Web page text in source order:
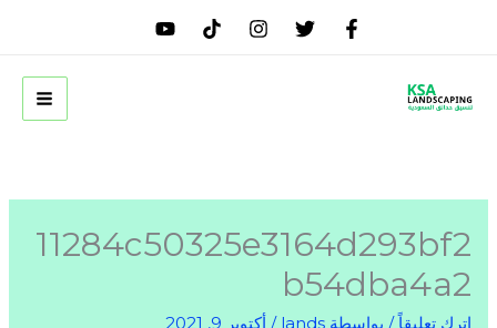
11284c50325e3164d293bf2
b54dba4a2
اترك تعليقاً / بواسطة lands
/أكتوبر 9, 2021